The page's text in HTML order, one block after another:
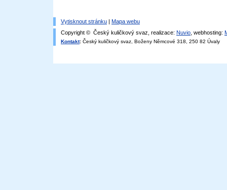
Vytisknout stránku | Mapa webu
Copyright © Český kuličkový svaz, realizace: Nuvio , webhosting:
Kontakt: Český kuličkový svaz, Boženy Němcové 318, 250 82 Úvaly